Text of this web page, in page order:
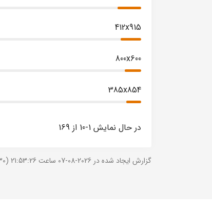
412x915
800x600
385x854
در حال نمایش 1-10 از 169
گزارش ایجاد شده در 2026-08-07 ساعت 21:53:26 (UTC +03:30).